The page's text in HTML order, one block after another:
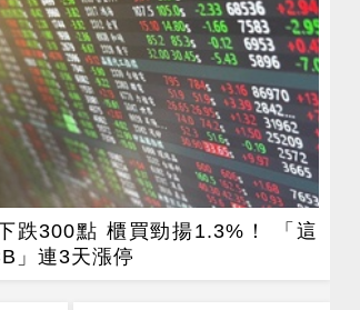
跌300點 櫃買勁揚1.3%！ 「這
」連3天漲停